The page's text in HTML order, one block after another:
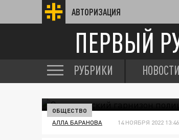
АВТОРИЗАЦИЯ
ПЕРВЫЙ
РУБРИКИ НОВОСТИ
ОБЩЕСТВО
АЛЛА БАРАНОВА 14 НОЯБРЯ 2022 13:46